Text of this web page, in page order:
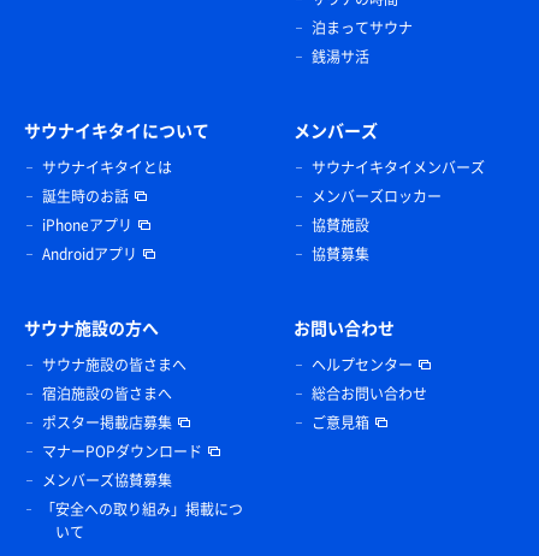
泊まってサウナ
銭湯サ活
サウナイキタイについて
サウナイキタイとは
誕生時のお話
iPhoneアプリ
Androidアプリ
メンバーズ
サウナイキタイメンバーズ
メンバーズロッカー
協賛施設
協賛募集
サウナ施設の方へ
サウナ施設の皆さまへ
宿泊施設の皆さまへ
ポスター掲載店募集
マナーPOPダウンロード
メンバーズ協賛募集
「安全への取り組み」掲載につ
いて
お問い合わせ
ヘルプセンター
総合お問い合わせ
ご意見箱